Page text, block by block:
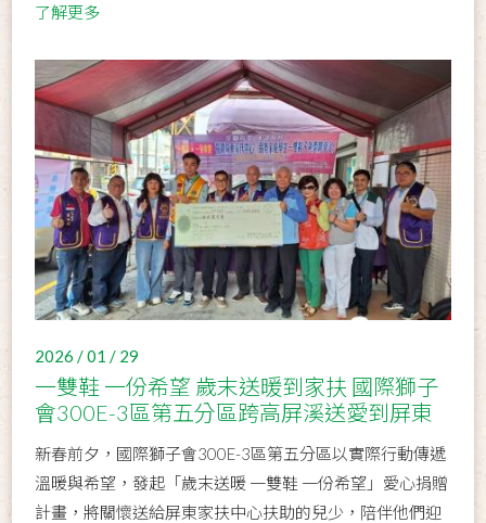
了解更多
2026 / 01 / 29
一雙鞋 一份希望 歲末送暖到家扶 國際獅子
會300E-3區第五分區跨高屏溪送愛到屏東
新春前夕，國際獅子會300E-3區第五分區以實際行動傳遞
溫暖與希望，發起「歲末送暖 一雙鞋 一份希望」愛心捐贈
計畫，將關懷送給屏東家扶中心扶助的兒少，陪伴他們迎